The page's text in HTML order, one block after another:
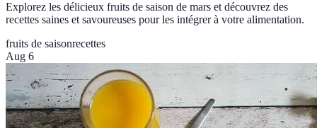
Explorez les délicieux fruits de saison de mars et découvrez des
recettes saines et savoureuses pour les intégrer à votre alimentation.
fruits de saisonrecettes
Aug 6